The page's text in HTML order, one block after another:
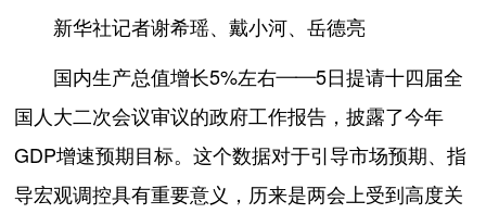
新华社记者谢希瑶、戴小河、岳德亮
国内生产总值增长5%左右——5日提请十四届全
国人大二次会议审议的政府工作报告，披露了今年
GDP增速预期目标。这个数据对于引导市场预期、指
导宏观调控具有重要意义，历来是两会上受到高度关